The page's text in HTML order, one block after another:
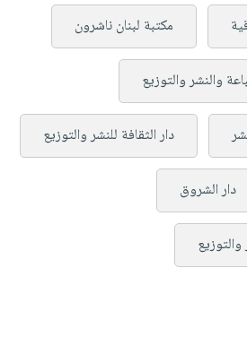
مكتبة لبنان ناشرون
والنشر والتوزيع
دار الثقافة للنشر والتوزيع
دار الشروق